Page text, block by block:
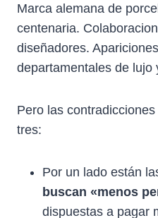
I
T
T
E
R
)
B
O
O
K
E
R
E
S
T
E
D
I
N
Marca alemana de
centenaria.
diseñadores.
departamentales de lujo
Pero las
tres:
Por un lado están
buscan «menos
dispuestas a pagar